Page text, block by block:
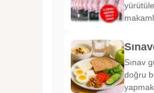
Sınav
doğru